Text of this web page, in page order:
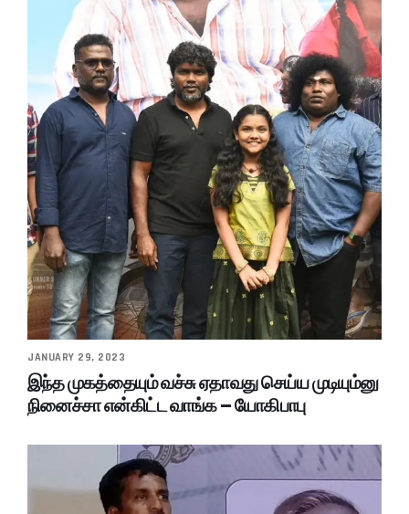
JANUARY 29, 2023
இந்த முகத்தையும் வச்சு ஏதாவது செய்ய முடியும்னு
நினைச்சா என்கிட்ட வாங்க – யோகிபாபு